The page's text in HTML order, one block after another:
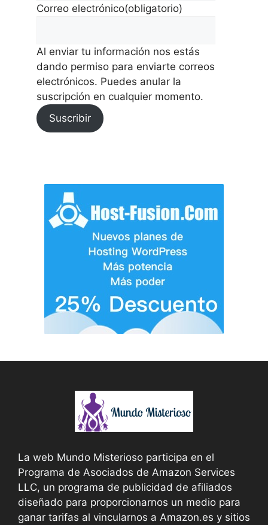
Correo electrónico(obligatorio)
Al enviar tu información nos estás
dando permiso para enviarte correos
electrónicos. Puedes anular la
suscripción en cualquier momento.
Suscribir
La web Mundo Misterioso participa en el
Programa de Asociados de Amazon Services
LLC, un programa de publicidad de afiliados
diseñado para proporcionarnos un medio para
ganar tarifas al vincularnos a Amazon.es y sitios